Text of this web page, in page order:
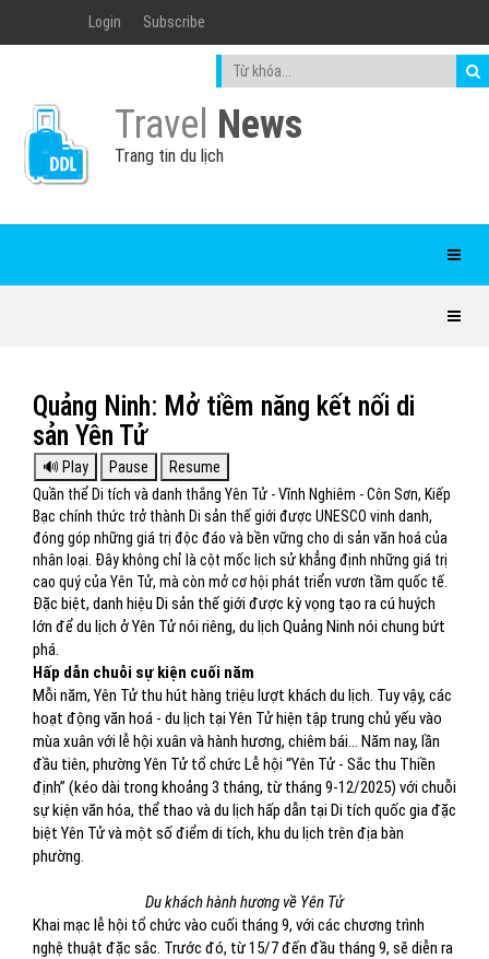
Login Subscribe
Travel News
Trang tin du lịch
Quảng Ninh: Mở tiềm năng kết nối di
sản Yên Tử
Quần thể Di tích và danh thắng Yên Tử - Vĩnh Nghiêm - Côn Sơn, Kiếp
Bạc chính thức trở thành Di sản thế giới được UNESCO vinh danh,
đóng góp những giá trị độc đáo và bền vững cho di sản văn hoá của
nhân loại. Đây không chỉ là cột mốc lịch sử khẳng định những giá trị
cao quý của Yên Tử, mà còn mở cơ hội phát triển vươn tầm quốc tế.
Đặc biệt, danh hiệu Di sản thế giới được kỳ vọng tạo ra cú huých
lớn để du lịch ở Yên Tử nói riêng, du lịch Quảng Ninh nói chung bứt
phá.
Hấp dẫn chuỗi sự kiện cuối năm
Mỗi năm, Yên Tử thu hút hàng triệu lượt khách du lịch. Tuy vậy, các
hoạt động văn hoá - du lịch tại Yên Tử hiện tập trung chủ yếu vào
mùa xuân với lễ hội xuân và hành hương, chiêm bái... Năm nay, lần
đầu tiên, phường Yên Tử tổ chức Lễ hội “Yên Tử - Sắc thu Thiền
định” (kéo dài trong khoảng 3 tháng, từ tháng 9-12/2025) với chuỗi
sự kiện văn hóa, thể thao và du lịch hấp dẫn tại Di tích quốc gia đặc
biệt Yên Tử và một số điểm di tích, khu du lịch trên địa bàn
phường.
Du khách hành hương về Yên Tử
Khai mạc lễ hội tổ chức vào cuối tháng 9, với các chương trình
nghệ thuật đặc sắc. Trước đó, từ 15/7 đến đầu tháng 9, sẽ diễn ra